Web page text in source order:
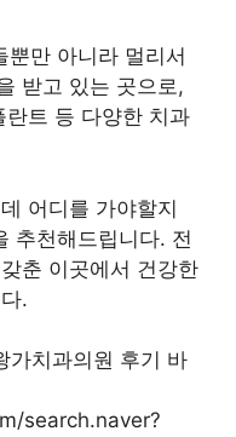
뿐만 아니라 멀리서
받고 있는 곳으로,
트 등 다양한 치과
어디를 가야할지
추천해드립니다. 전
춘 이곳에서 건강한
.
가치과의원 후기 바
search.naver?